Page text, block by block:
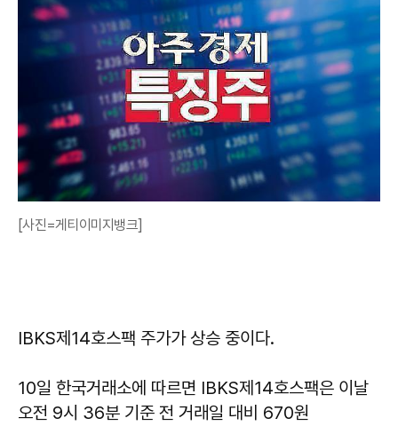
[사진=게티이미지뱅크]
IBKS제14호스팩 주가가 상승 중이다.
10일 한국거래소에 따르면 IBKS제14호스팩은 이날
오전 9시 36분 기준 전 거래일 대비 670원